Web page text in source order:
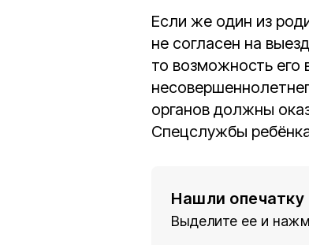
Если же один из
не согласен на
то возможность его
органов должны
Спецслужбы
Нашли опечатку
Выделите ее и